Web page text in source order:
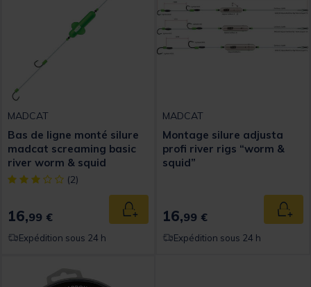
MADCAT
Bas de ligne monté silure
madcat screaming basic
river worm & squid
[object Object] out of 5 Customer Rating
(2)
16,99 € Ajouter au panier
Expédition sous 24 h
MADCAT
Montage silure adjusta
profi river rigs “worm &
squid”
16,99 €
Expédition sous 24 h